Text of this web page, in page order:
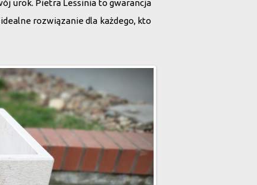
urok. Pietra Lessinia to gwarancja
rozwiązanie dla każdego, kto